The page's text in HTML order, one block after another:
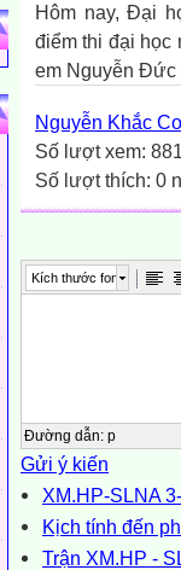
Hôm nay, Đại
điểm thi đại học
em Nguyễn Đức
Nguyễn Khắc
Số lượt xem:
Số lượt thích: 0
Kích thước font
Đường dẫn: p
Gửi ý kiến
XM.HP-SLNA
Kịch tính đến
Trận XM.HP -